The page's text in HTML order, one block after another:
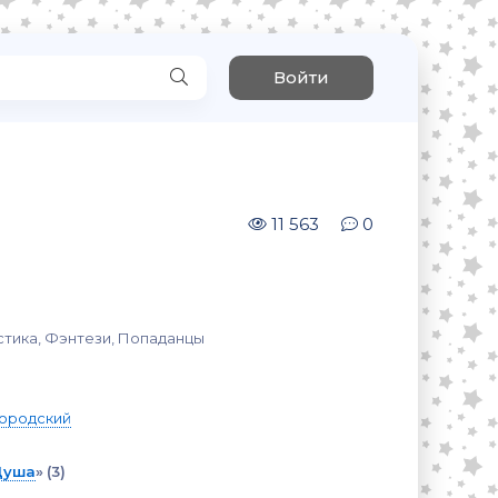
Войти
11 563 0
Фэнтези, Попаданцы
» (3)